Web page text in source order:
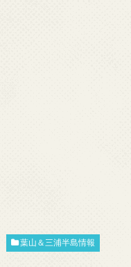
葉山＆三浦半島情報